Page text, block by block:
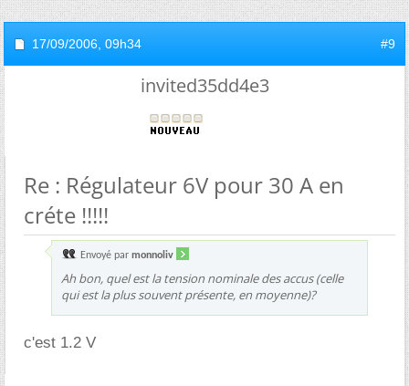
17/09/2006, 09h34 #9
invited35dd4e3
Re : Régulateur 6V pour 30 A en
créte !!!!!
Envoyé par monnoliv
Ah bon, quel est la tension nominale des accus (celle
qui est la plus souvent présente, en moyenne)?
c'est 1.2 V